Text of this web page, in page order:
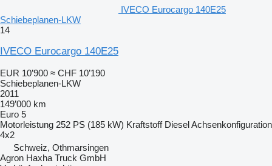
IVECO Eurocargo 140E25
Schiebeplanen-LKW
14
IVECO Eurocargo 140E25
EUR 10’900 ≈ CHF 10’190
Schiebeplanen-LKW
2011
149’000 km
Euro 5
Motorleistung 252 PS (185 kW) Kraftstoff DieselAchsenkonfiguration
4x2
Schweiz, Othmarsingen
Agron Haxha Truck GmbH